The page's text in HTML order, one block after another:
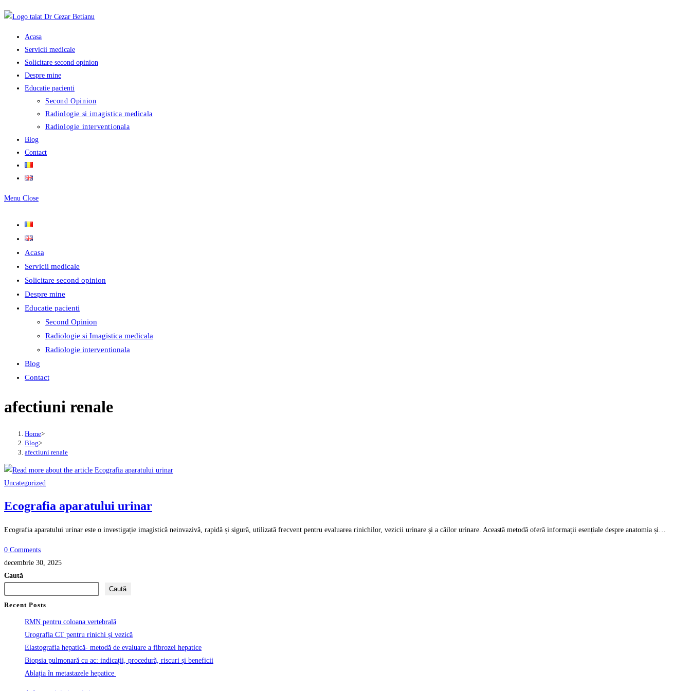
Skip
content Acasa
Servicii medicale
Solicitare second opinion
Despre mine
Educatie pacienti
Second Opinion
Radiologie si imagistica medicala
Radiologie interventionala
Blog
Contact
Menu Close
Acasa
Servicii medicale
Solicitare second opinion
Despre mine
Educatie pacienti
Second Opinion
Radiologie si Imagistica medicala
Radiologie interventionala
Blog
Contact
afectiuni renale
Home>
Blog>
afectiuni renale
Uncategorized
Ecografia aparatului urinar
Ecografia aparatului urinar este o investigație imagistică neinvazivă, rapidă și sigură, utilizată frecvent pentru evaluarea rinichilor, vezicii urinare și a căilor urinare. Această metodă oferă informații esențiale despre anatomia și…
0 Comments
decembrie 30, 2025
Caută
Caută
Recent Posts
RMN pentru coloana vertebrală
Urografia CT pentru rinichi și vezică
Elastografia hepatică- metodă de evaluare a fibrozei hepatice
Biopsia pulmonară cu ac: indicații, procedură, riscuri și beneficii
Ablația în metastazele hepatice